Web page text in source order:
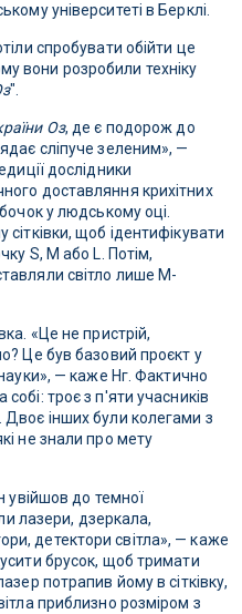
університеті в Берклі.
спробувати обійти це
вони розробили техніку
".
Оз, де є подорож до
сліпуче зеленим», —
дослідники
доставляння крихітних
у людському оці.
щоб ідентифікувати
S, M або L. Потім,
світло лише M-
«Це не пристрій,
Це був базовий проєкт у
— каже Нг. Фактично
троє з п'яти учасників
інших були колегами з
не знали про мету
увійшов до темної
лазери, дзеркала,
детектори світла», — каже
брусок, щоб тримати
потрапив йому в сітківку,
приблизно розміром з